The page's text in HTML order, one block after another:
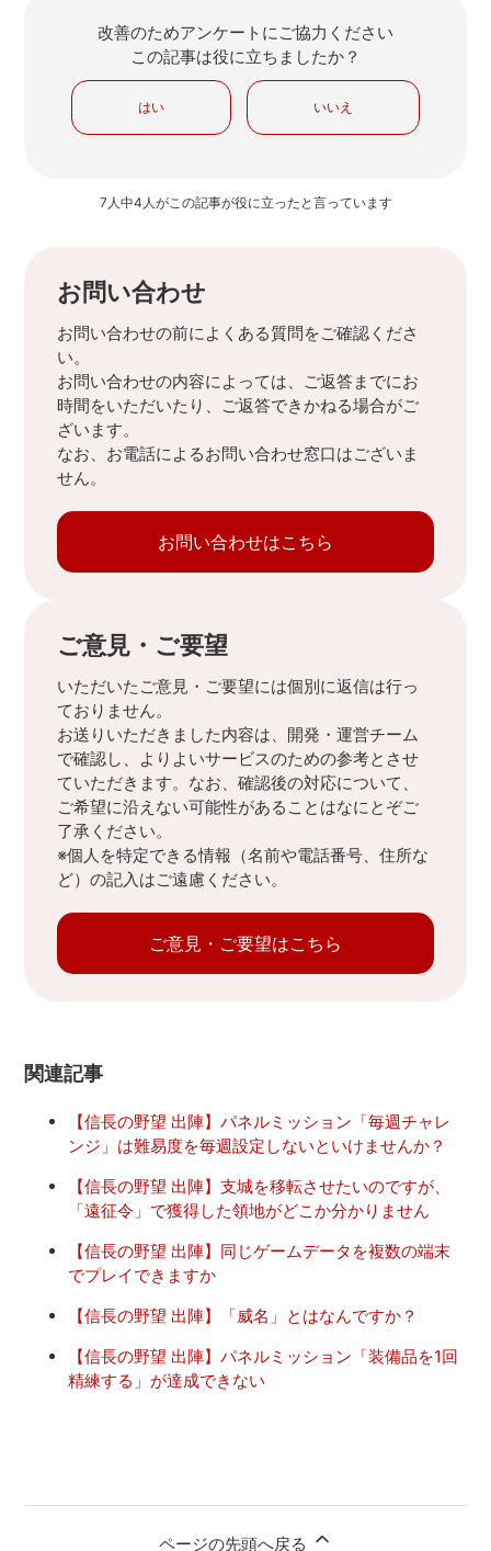
改善のためアンケートにご協力ください
この記事は役に立ちましたか？
はい いいえ
7人中4人がこの記事が役に立ったと言っています
お問い合わせ
お問い合わせの前によくある質問をご確認くださ
い。
お問い合わせの内容によっては、ご返答までにお
時間をいただいたり、ご返答できかねる場合がご
ざいます。
なお、お電話によるお問い合わせ窓口はございま
せん。
お問い合わせはこちら
ご意見・ご要望
いただいたご意見・ご要望には個別に返信は行っ
ておりません。
お送りいただきました内容は、開発・運営チーム
で確認し、よりよいサービスのための参考とさせ
ていただきます。なお、確認後の対応について、
ご希望に沿えない可能性があることはなにとぞご
了承ください。
※個人を特定できる情報（名前や電話番号、住所な
ど）の記入はご遠慮ください。
ご意見・ご要望はこちら
関連記事
【信長の野望 出陣】パネルミッション「毎週チャレ
ンジ」は難易度を毎週設定しないといけませんか？
【信長の野望 出陣】支城を移転させたいのですが、
「遠征令」で獲得した領地がどこか分かりません
【信長の野望 出陣】同じゲームデータを複数の端末
でプレイできますか
【信長の野望 出陣】「威名」とはなんですか？
【信長の野望 出陣】パネルミッション「装備品を1回
精練する」が達成できない
ページの先頭へ戻る